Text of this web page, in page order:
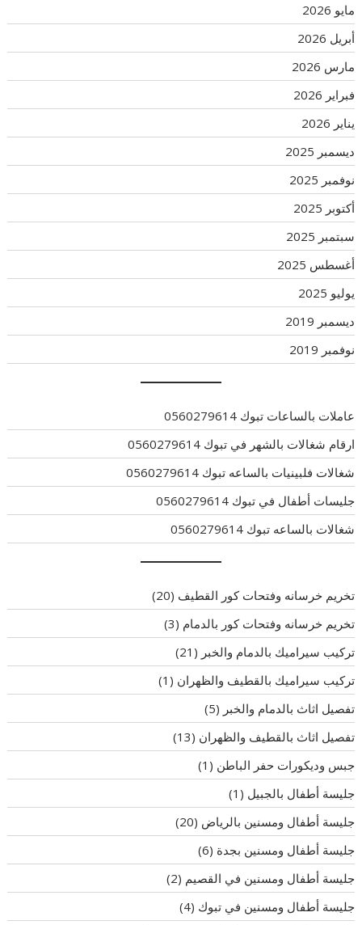
مايو 2026
أبريل 2026
مارس 2026
فبراير 2026
يناير 2026
ديسمبر 2025
نوفمبر 2025
أكتوبر 2025
سبتمبر 2025
أغسطس 2025
يوليو 2025
ديسمبر 2019
نوفمبر 2019
عاملات بالساعات تبوك 0560279614
ارقام شغالات بالشهر في تبوك 0560279614
شغالات فلبينيات بالساعه تبوك 0560279614
جليسات أطفال في تبوك 0560279614
شغالات بالساعه تبوك 0560279614
تخريم خرسانه وفتحات كور القطيف (20)
تخريم خرسانه وفتحات كور بالدمام (3)
تركيب سيراميك بالدمام والخبر (21)
تركيب سيراميك بالقطيف والظهران (1)
تفصيل اثاث بالدمام والخبر (5)
تفصيل اثاث بالقطيف والظهران (13)
جبس وديكورات حفر الباطن (1)
جليسة أطفال بالجبيل (1)
جليسة أطفال ومسنين بالرياض (20)
جليسة أطفال ومسنين بجدة (6)
جليسة أطفال ومسنين في القصيم (2)
جليسة أطفال ومسنين في تبوك (4)